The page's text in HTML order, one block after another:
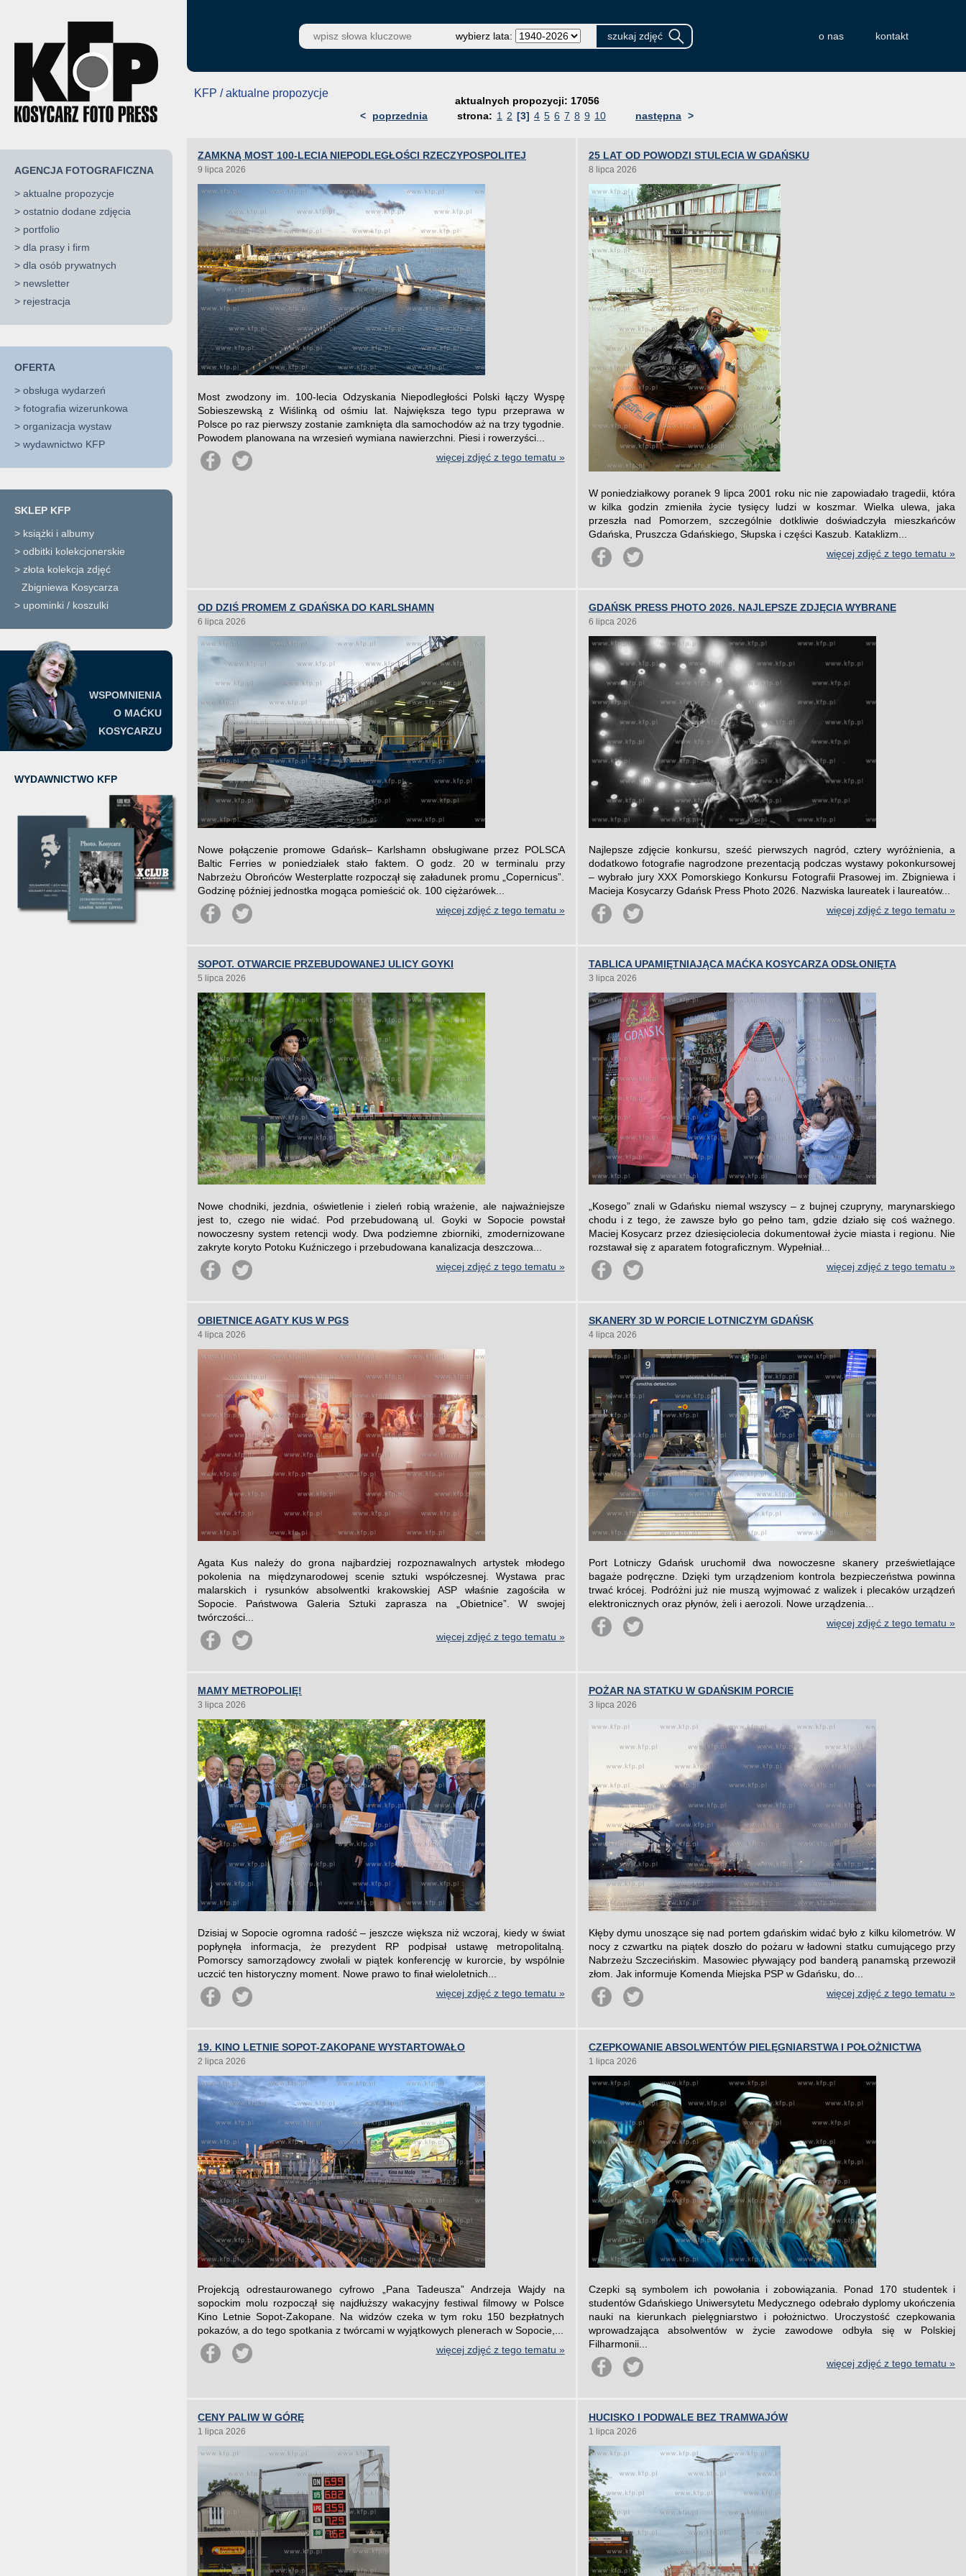
AGENCJA FOTOGRAFICZNA
> aktualne propozycje
> ostatnio dodane zdjęcia
> portfolio
> dla prasy i firm
> dla osób prywatnych
> newsletter
> rejestracja
OFERTA
> obsługa wydarzeń
> fotografia wizerunkowa
> organizacja wystaw
> wydawnictwo KFP
SKLEP KFP
> książki i albumy
> odbitki kolekcjonerskie
> złota kolekcja zdjęć
Zbigniewa Kosycarza
> upominki / koszulki
WSPOMNIENIA
O MAĆKU
KOSYCARZU
WYDAWNICTWO KFP
wybierz lata: o nas kontakt
KFP / aktualne propozycje
aktualnych propozycji: 17056
<
poprzednia strona: 1 2 [3] 4 5 6 7 8 9 10 następna >
ZAMKNĄ MOST 100-LECIA NIEPODLEGŁOŚCI RZECZYPOSPOLITEJ
9 lipca 2026
Most zwodzony im. 100-lecia Odzyskania Niepodległości Polski łączy Wyspę
Sobieszewską z Wiślinką od ośmiu lat. Największa tego typu przeprawa w
Polsce po raz pierwszy zostanie zamknięta dla samochodów aż na trzy tygodnie.
Powodem planowana na wrzesień wymiana nawierzchni. Piesi i rowerzyści...
więcej zdjęć z tego tematu »
25 LAT OD POWODZI STULECIA W GDAŃSKU
8 lipca 2026
W poniedziałkowy poranek 9 lipca 2001 roku nic nie zapowiadało tragedii, która
w kilka godzin zmieniła życie tysięcy ludzi w koszmar. Wielka ulewa, jaka
przeszła nad Pomorzem, szczególnie dotkliwie doświadczyła mieszkańców
Gdańska, Pruszcza Gdańskiego, Słupska i części Kaszub. Kataklizm...
więcej zdjęć z tego tematu »
OD DZIŚ PROMEM Z GDAŃSKA DO KARLSHAMN
6 lipca 2026
Nowe połączenie promowe Gdańsk– Karlshamn obsługiwane przez POLSCA
Baltic Ferries w poniedziałek stało faktem. O godz. 20 w terminalu przy
Nabrzeżu Obrońców Westerplatte rozpoczął się załadunek promu „Copernicus”.
Godzinę później jednostka mogąca pomieścić ok. 100 ciężarówek...
więcej zdjęć z tego tematu »
GDAŃSK PRESS PHOTO 2026. NAJLEPSZE ZDJĘCIA WYBRANE
6 lipca 2026
Najlepsze zdjęcie konkursu, sześć pierwszych nagród, cztery wyróżnienia, a
dodatkowo fotografie nagrodzone prezentacją podczas wystawy pokonkursowej
– wybrało jury XXX Pomorskiego Konkursu Fotografii Prasowej im. Zbigniewa i
Macieja Kosycarzy Gdańsk Press Photo 2026. Nazwiska laureatek i laureatów...
więcej zdjęć z tego tematu »
SOPOT. OTWARCIE PRZEBUDOWANEJ ULICY GOYKI
5 lipca 2026
Nowe chodniki, jezdnia, oświetlenie i zieleń robią wrażenie, ale najważniejsze
jest to, czego nie widać. Pod przebudowaną ul. Goyki w Sopocie powstał
nowoczesny system retencji wody. Dwa podziemne zbiorniki, zmodernizowane
zakryte koryto Potoku Kuźniczego i przebudowana kanalizacja deszczowa...
więcej zdjęć z tego tematu »
TABLICA UPAMIĘTNIAJĄCA MAĆKA KOSYCARZA ODSŁONIĘTA
3 lipca 2026
„Kosego” znali w Gdańsku niemal wszyscy – z bujnej czupryny, marynarskiego
chodu i z tego, że zawsze było go pełno tam, gdzie działo się coś ważnego.
Maciej Kosycarz przez dziesięciolecia dokumentował życie miasta i regionu. Nie
rozstawał się z aparatem fotograficznym. Wypełniał...
więcej zdjęć z tego tematu »
OBIETNICE AGATY KUS W PGS
4 lipca 2026
Agata Kus należy do grona najbardziej rozpoznawalnych artystek młodego
pokolenia na międzynarodowej scenie sztuki współczesnej. Wystawa prac
malarskich i rysunków absolwentki krakowskiej ASP właśnie zagościła w
Sopocie. Państwowa Galeria Sztuki zaprasza na „Obietnice”. W swojej
twórczości...
więcej zdjęć z tego tematu »
SKANERY 3D W PORCIE LOTNICZYM GDAŃSK
4 lipca 2026
Port Lotniczy Gdańsk uruchomił dwa nowoczesne skanery prześwietlające
bagaże podręczne. Dzięki tym urządzeniom kontrola bezpieczeństwa powinna
trwać krócej. Podróżni już nie muszą wyjmować z walizek i plecaków urządzeń
elektronicznych oraz płynów, żeli i aerozoli. Nowe urządzenia...
więcej zdjęć z tego tematu »
MAMY METROPOLIĘ!
3 lipca 2026
Dzisiaj w Sopocie ogromna radość – jeszcze większa niż wczoraj, kiedy w świat
popłynęła informacja, że prezydent RP podpisał ustawę metropolitalną.
Pomorscy samorządowcy zwołali w piątek konferencję w kurorcie, by wspólnie
uczcić ten historyczny moment. Nowe prawo to finał wieloletnich...
więcej zdjęć z tego tematu »
POŻAR NA STATKU W GDAŃSKIM PORCIE
3 lipca 2026
Kłęby dymu unoszące się nad portem gdańskim widać było z kilku kilometrów. W
nocy z czwartku na piątek doszło do pożaru w ładowni statku cumującego przy
Nabrzeżu Szczecińskim. Masowiec pływający pod banderą panamską przewoził
złom. Jak informuje Komenda Miejska PSP w Gdańsku, do...
więcej zdjęć z tego tematu »
19. KINO LETNIE SOPOT-ZAKOPANE WYSTARTOWAŁO
2 lipca 2026
Projekcją odrestaurowanego cyfrowo „Pana Tadeusza” Andrzeja Wajdy na
sopockim molu rozpoczął się najdłuższy wakacyjny festiwal filmowy w Polsce
Kino Letnie Sopot-Zakopane. Na widzów czeka w tym roku 150 bezpłatnych
pokazów, a do tego spotkania z twórcami w wyjątkowych plenerach w Sopocie,...
więcej zdjęć z tego tematu »
CZEPKOWANIE ABSOLWENTÓW PIELĘGNIARSTWA I POŁOŻNICTWA
1 lipca 2026
Czepki są symbolem ich powołania i zobowiązania. Ponad 170 studentek i
studentów Gdańskiego Uniwersytetu Medycznego odebrało dyplomy ukończenia
nauki na kierunkach pielęgniarstwo i położnictwo. Uroczystość czepkowania
wprowadzająca absolwentów w życie zawodowe odbyła się w Polskiej
Filharmonii...
więcej zdjęć z tego tematu »
CENY PALIW W GÓRĘ
1 lipca 2026
HUCISKO I PODWALE BEZ TRAMWAJÓW
1 lipca 2026